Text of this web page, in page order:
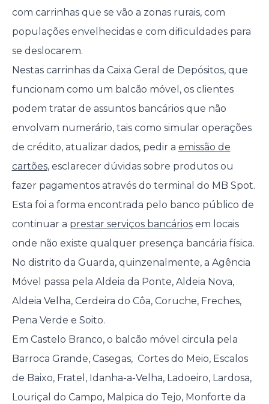
com carrinhas que se vão a zonas rurais, com
populações envelhecidas e com dificuldades para
se deslocarem.
Nestas carrinhas da Caixa Geral de Depósitos, que
funcionam como um balcão móvel, os clientes
podem tratar de assuntos bancários que não
envolvam numerário, tais como simular operações
de crédito, atualizar dados, pedir a emissão de
cartões, esclarecer dúvidas sobre produtos ou
fazer pagamentos através do terminal do MB Spot.
Esta foi a forma encontrada pelo banco público de
continuar a prestar serviços bancáriosem locais
onde não existe qualquer presença bancária física.
No distrito da Guarda, quinzenalmente, a Agência
Móvel passa pela Aldeia da Ponte, Aldeia Nova,
Aldeia Velha, Cerdeira do Côa, Coruche, Freches,
Pena Verde e Soito.
Em Castelo Branco, o balcão móvel circula pela
Barroca Grande, Casegas, Cortes do Meio, Escalos
de Baixo, Fratel, Idanha-a-Velha, Ladoeiro, Lardosa,
Louriçal do Campo, Malpica do Tejo, Monforte da